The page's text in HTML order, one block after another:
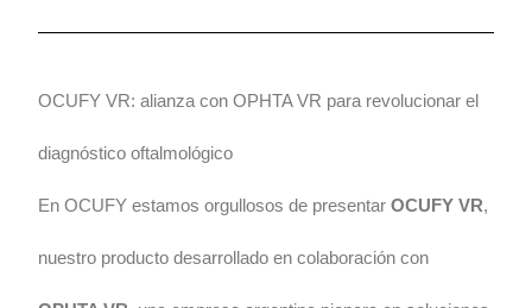
OCUFY VR: alianza con OPHTA VR para revolucionar el
diagnóstico oftalmológico
En OCUFY estamos orgullosos de presentarOCUFY VR,
nuestro producto desarrollado en colaboración con